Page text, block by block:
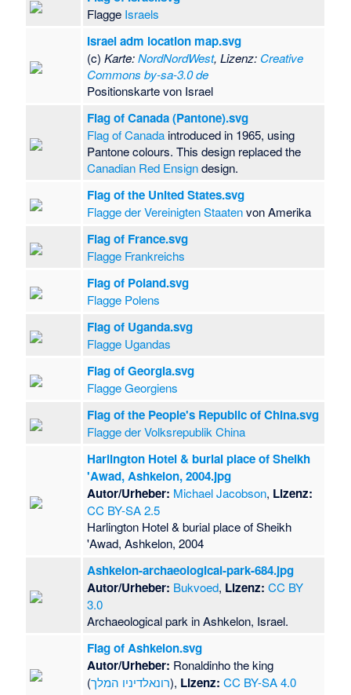
Flagge Israels
Israel adm location map.svg
(c)Karte:NordNordWest, Lizenz: Creative
Commons by-sa-3.0 de
Positionskarte von Israel
Flag of Canada (Pantone).svg
Flag of Canada introduced in 1965, using
Pantone colours. This design replaced the
Canadian Red Ensigndesign.
Flag of the United States.svg
Flagge der Vereinigten Staatenvon Amerika
Flag of France.svg
Flagge Frankreichs
Flag of Poland.svg
Flagge Polens
Flag of Uganda.svg
Flagge Ugandas
Flag of Georgia.svg
Flagge Georgiens
Flag of the People's Republic of China.svg
Flagge der Volksrepublik China
Harlington Hotel & burial place of Sheikh
'Awad, Ashkelon, 2004.jpg
Autor/Urheber: Michael Jacobson, Lizenz:
CC BY-SA 2.5
Harlington Hotel & burial place of Sheikh
'Awad, Ashkelon, 2004
Ashkelon-archaeological-park-684.jpg
Autor/Urheber: Bukvoed, Lizenz: CC BY
3.0
Archaeological park in Ashkelon, Israel.
Flag of Ashkelon.svg
Autor/Urheber: Ronaldinho the king
(רונאלדיניו המלך), Lizenz: CC BY-SA 4.0